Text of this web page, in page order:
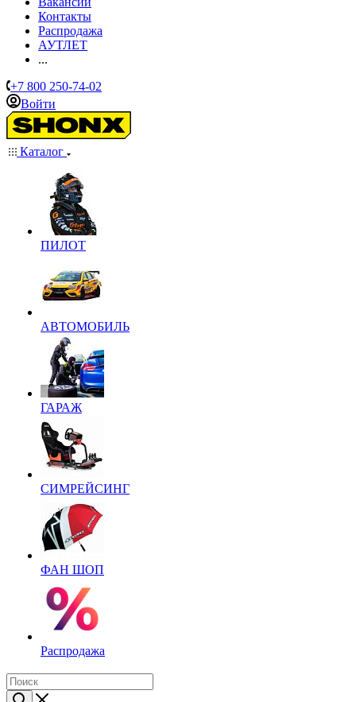
Контакты
Распродажа
АУТЛЕТ
...
+7 800 250-74-02
Войти
Каталог
ПИЛОТ
АВТОМОБИЛЬ
ГАРАЖ
СИМРЕЙСИНГ
ФАН ШОП
Распродажа